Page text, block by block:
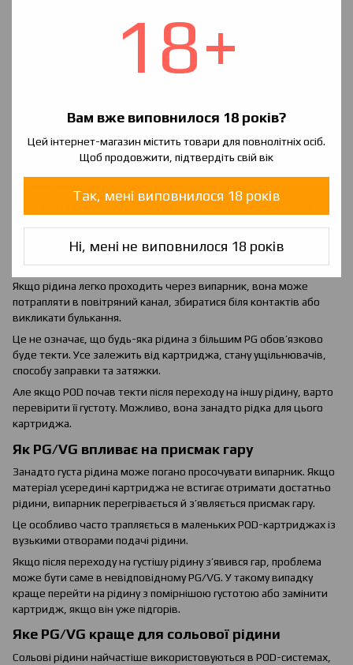
18+
Вам вже виповнилося 18 років?
Цей інтернет-магазин містить товари для повнолітніх осіб.
Щоб продовжити, підтвердіть свій вік
Так, мені виповнилося 18 років
Ні, мені не виповнилося 18 років
Як PG/VG впливає на кількість пари
VG більше впливає на кількість пари. Чим більше VG у рідині, тим
у потужніших пристроях. Вони розраховані на більший об’єм
POD-система не завжди потребує великої кількості пари. У
Тому для POD не завжди краще брати густішу рідину тільки
Як PG/VG впливає на протікання
Якщо рідина легко проходить через випарник, вона може
потрапляти в повітряний канал, збиратися біля контактів або
викликати булькання.
Це не означає, що будь-яка рідина з більшим PG обов’язково
буде текти. Усе залежить від картриджа, стану ущільнювачів,
способу заправки та затяжки.
Але якщо POD почав текти після переходу на іншу рідину, варто
перевірити її густоту. Можливо, вона занадто рідка для цього
картриджа.
Як PG/VG впливає на присмак гару
Занадто густа рідина може погано просочувати випарник. Якщо
матеріал усередині картриджа не встигає отримати достатньо
рідини, випарник перегрівається й з’являється присмак гару.
Це особливо часто трапляється в маленьких POD-картриджах із
вузькими отворами подачі рідини.
Якщо після переходу на густішу рідину з’явився гар, проблема
може бути саме в невідповідному PG/VG. У такому випадку
краще перейти на рідину з помірнішою густотою або замінити
картридж, якщо він уже підгорів.
Яке PG/VG краще для сольової рідини
Сольові рідини найчастіше використовуються в POD-системах,